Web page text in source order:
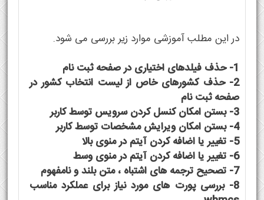
در این مطلب آموزشی موارد زیر بررسی می شود.
1- حذف فیلدهای اختیاری در صفحه ثبت نام
2- حذف کشورهای خاص از لیست انتخاب کشور در
صفحه ثبت نام
3- بستن امکان کنسل کردن سرویس توسط کاربر
4- بستن امکان ویرایش مشخصات توسط کاربر
5- تغییر یا اضافه کردن آیتم در منوی بالا
6- تغییر یا اضافه کردن آیتم در منوی وسط
7- تصحیح ترجمه های اشتباه ، متن بلند و نامفهوم
8- بررسی پورت های مورد نیاز برای عملکرد مناسب